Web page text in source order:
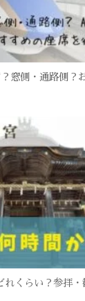
窓側・通路側？
れくらい？参拝